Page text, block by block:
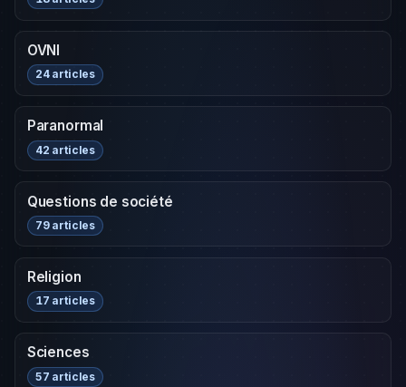
OVNI
24 articles
Paranormal
42 articles
Questions de société
79 articles
Religion
17 articles
Sciences
57 articles